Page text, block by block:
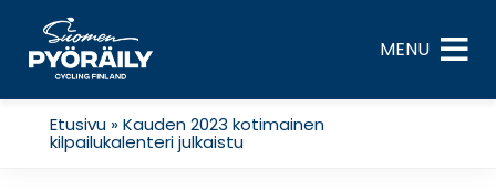
content
MENU
Etusivu»Kauden 2023 kotimainen
kilpailukalenteri julkaistu